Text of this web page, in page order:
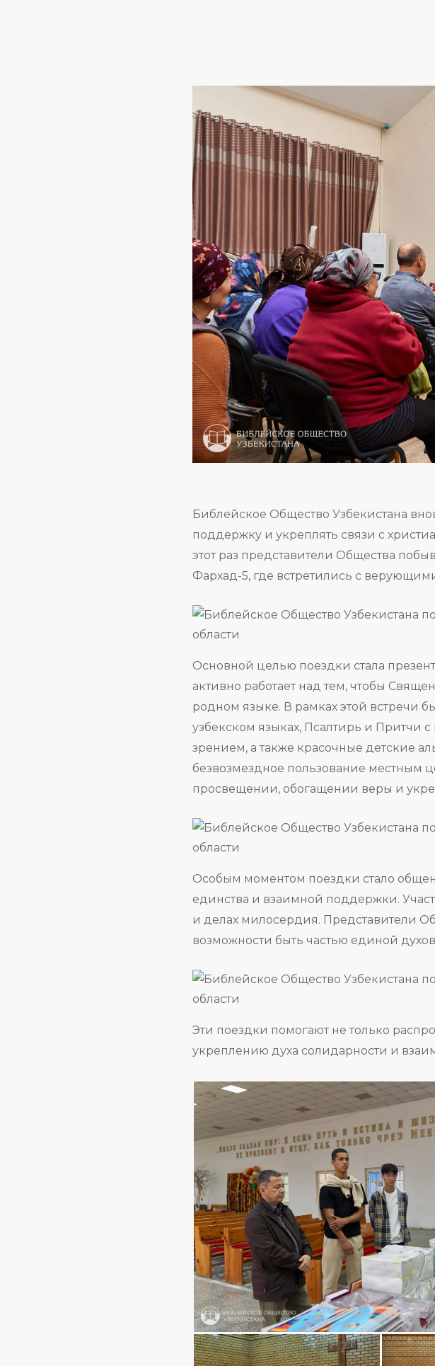
Библейское Общество Узбекистана
поддержку и укреплять связи с
этот раз представители Общества
Фархад-5, где встретились с
Основной целью поездки стала
активно работает над тем, чтобы
родном языке. В рамках этой встречи
узбекском языках, Псалтирь и
зрением, а также красочные детские
безвозмездное пользование местным
просвещении, обогащении веры и
Особым моментом поездки стало
единства и взаимной поддержки.
и делах милосердия. Представители
возможности быть частью единой
Эти поездки помогают не только
укреплению духа солидарности и